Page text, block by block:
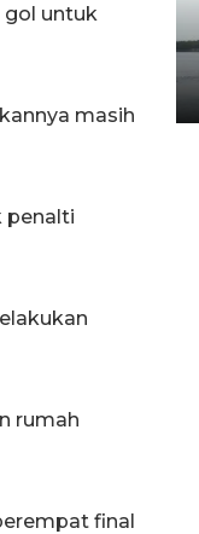
gol untuk
masih
penalti
rumah
final
Pantai